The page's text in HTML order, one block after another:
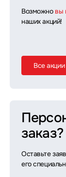
Возможно вы
наших акций!
Все акции
заказ?
Оставьте
его